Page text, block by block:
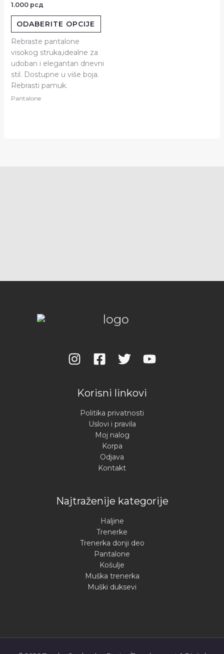
1.000 рсд
ODABERITE OPCIJE
varijanti.
izabrane
Rebraste pantalone
visokog struka,idealne za
udoban i elegantan dnevni
stil. Dostupne u više boja.
Rebrasti pamuk.
Pantalone
Korisni linkovi
Politika privatnosti
Uslovi i pravila
Moj nalog
Korpa
Odjava
Kontakt
Najtraženije kategorije
Haljine
Trenerke
Trenerka donji deo
Pantalone
Košulje
Muška trenerka
Muški duksevi